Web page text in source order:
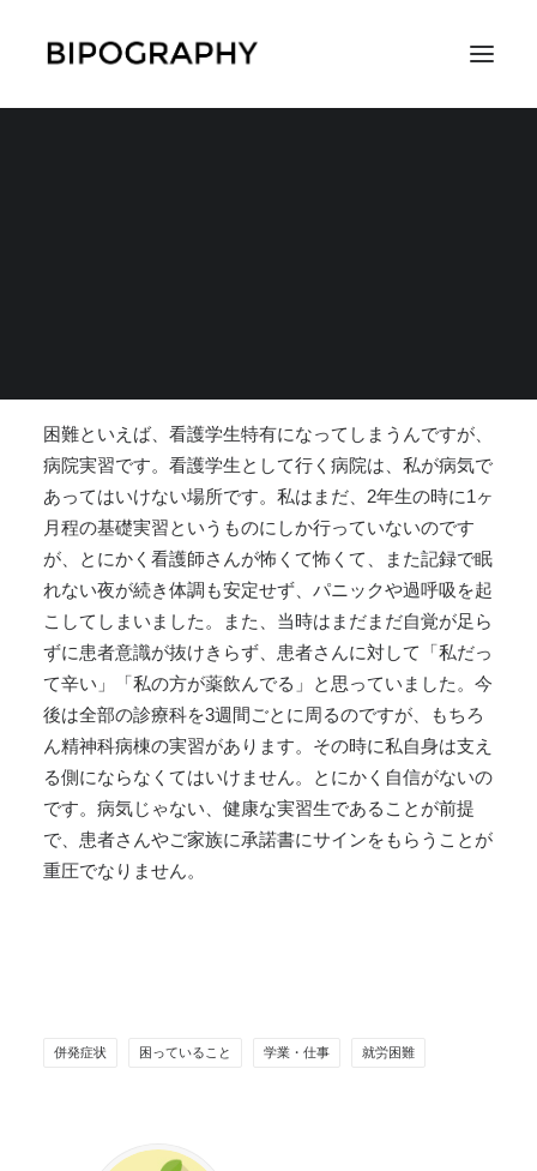
困難といえば、看護学生特有になってしまうんですが、
病院実習です。看護学生として行く病院は、私が病気で
あってはいけない場所です。 私はまだ、2年生の時に1ヶ
月程の基礎実習というものにしか行っていないのです
が、とにかく看護師さんが怖くて怖くて、また記録で眠
れない夜が続き体調も安定せず、パニックや過呼吸を起
こしてしまいました。また、当時はまだまだ自覚が足ら
ずに患者意識が抜けきらず、患者さんに対して「私だっ
て辛い」「私の方が薬飲んでる」と思っていました。今
後は全部の診療科を3週間ごとに周るのですが、もちろ
ん精神科病棟の実習があります。その時に私自身は支え
る側にならなくてはいけません。とにかく自信がないの
です。病気じゃない、健康な実習生であることが前提
で、患者さんやご家族に承諾書にサインをもらうことが
重圧でなりません。
併発症状 困っていること 学業・仕事 就労困難